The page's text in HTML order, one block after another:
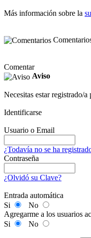
Más información sobre la
Comentar
Aviso
Necesitas estar registrado/
Identificarse
Usuario o Email
¿Todavía no se ha
Contraseña
¿Olvidó su Clave?
Entrada automática
Si
No
Agregarme a los usuarios
Si
No